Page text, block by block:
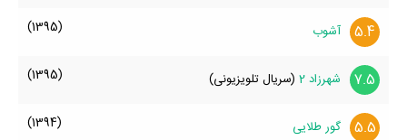
5.4 آشوب (1395)
7.5 شهرزاد 2 (سریال تلویزیونی) (1395)
5.5 گور طلایی (1394)